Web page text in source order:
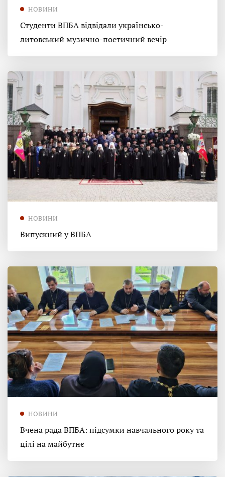
НОВИНИ
Студенти ВПБА відвідали українсько-
литовський музично-поетичний вечір
НОВИНИ
Випускний у ВПБА
НОВИНИ
Вчена рада ВПБА: підсумки навчального року та
цілі на майбутнє